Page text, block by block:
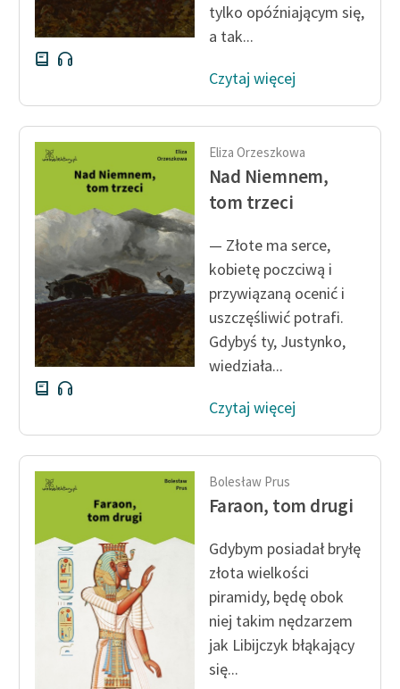
tylko opóźniającym się,
a tak...
Czytaj więcej
Eliza Orzeszkowa
Nad Niemnem,
tom trzeci
— Złote ma serce,
kobietę poczciwą i
przywiązaną ocenić i
uszczęśliwić potrafi.
Gdybyś ty, Justynko,
wiedziała...
Czytaj więcej
Bolesław Prus
Faraon, tom drugi
Gdybym posiadał bryłę
złota wielkości
piramidy, będę obok
niej takim nędzarzem
jak Libijczyk błąkający
się...